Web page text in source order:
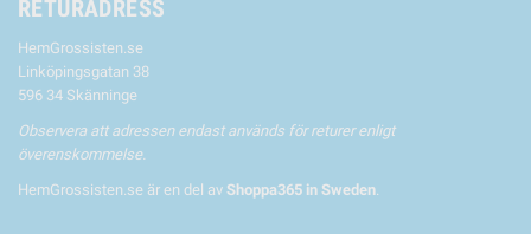
RETURADRESS
HemGrossisten.se
Linköpingsgatan 38
596 34 Skänninge
Observera att adressen endast används för returer enligt
överenskommelse.
HemGrossisten.se är en del av Shoppa365 in Sweden.